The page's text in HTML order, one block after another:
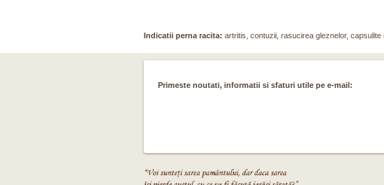
Indicatii perna racita: artritis, contuzii, rasucirea gleznelor, capsulite
Primeste noutati, informatii si sfaturi utile pe e-mail: